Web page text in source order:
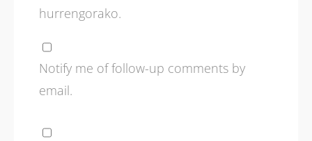
hurrengorako.
Notify me of follow-up comments by
email.